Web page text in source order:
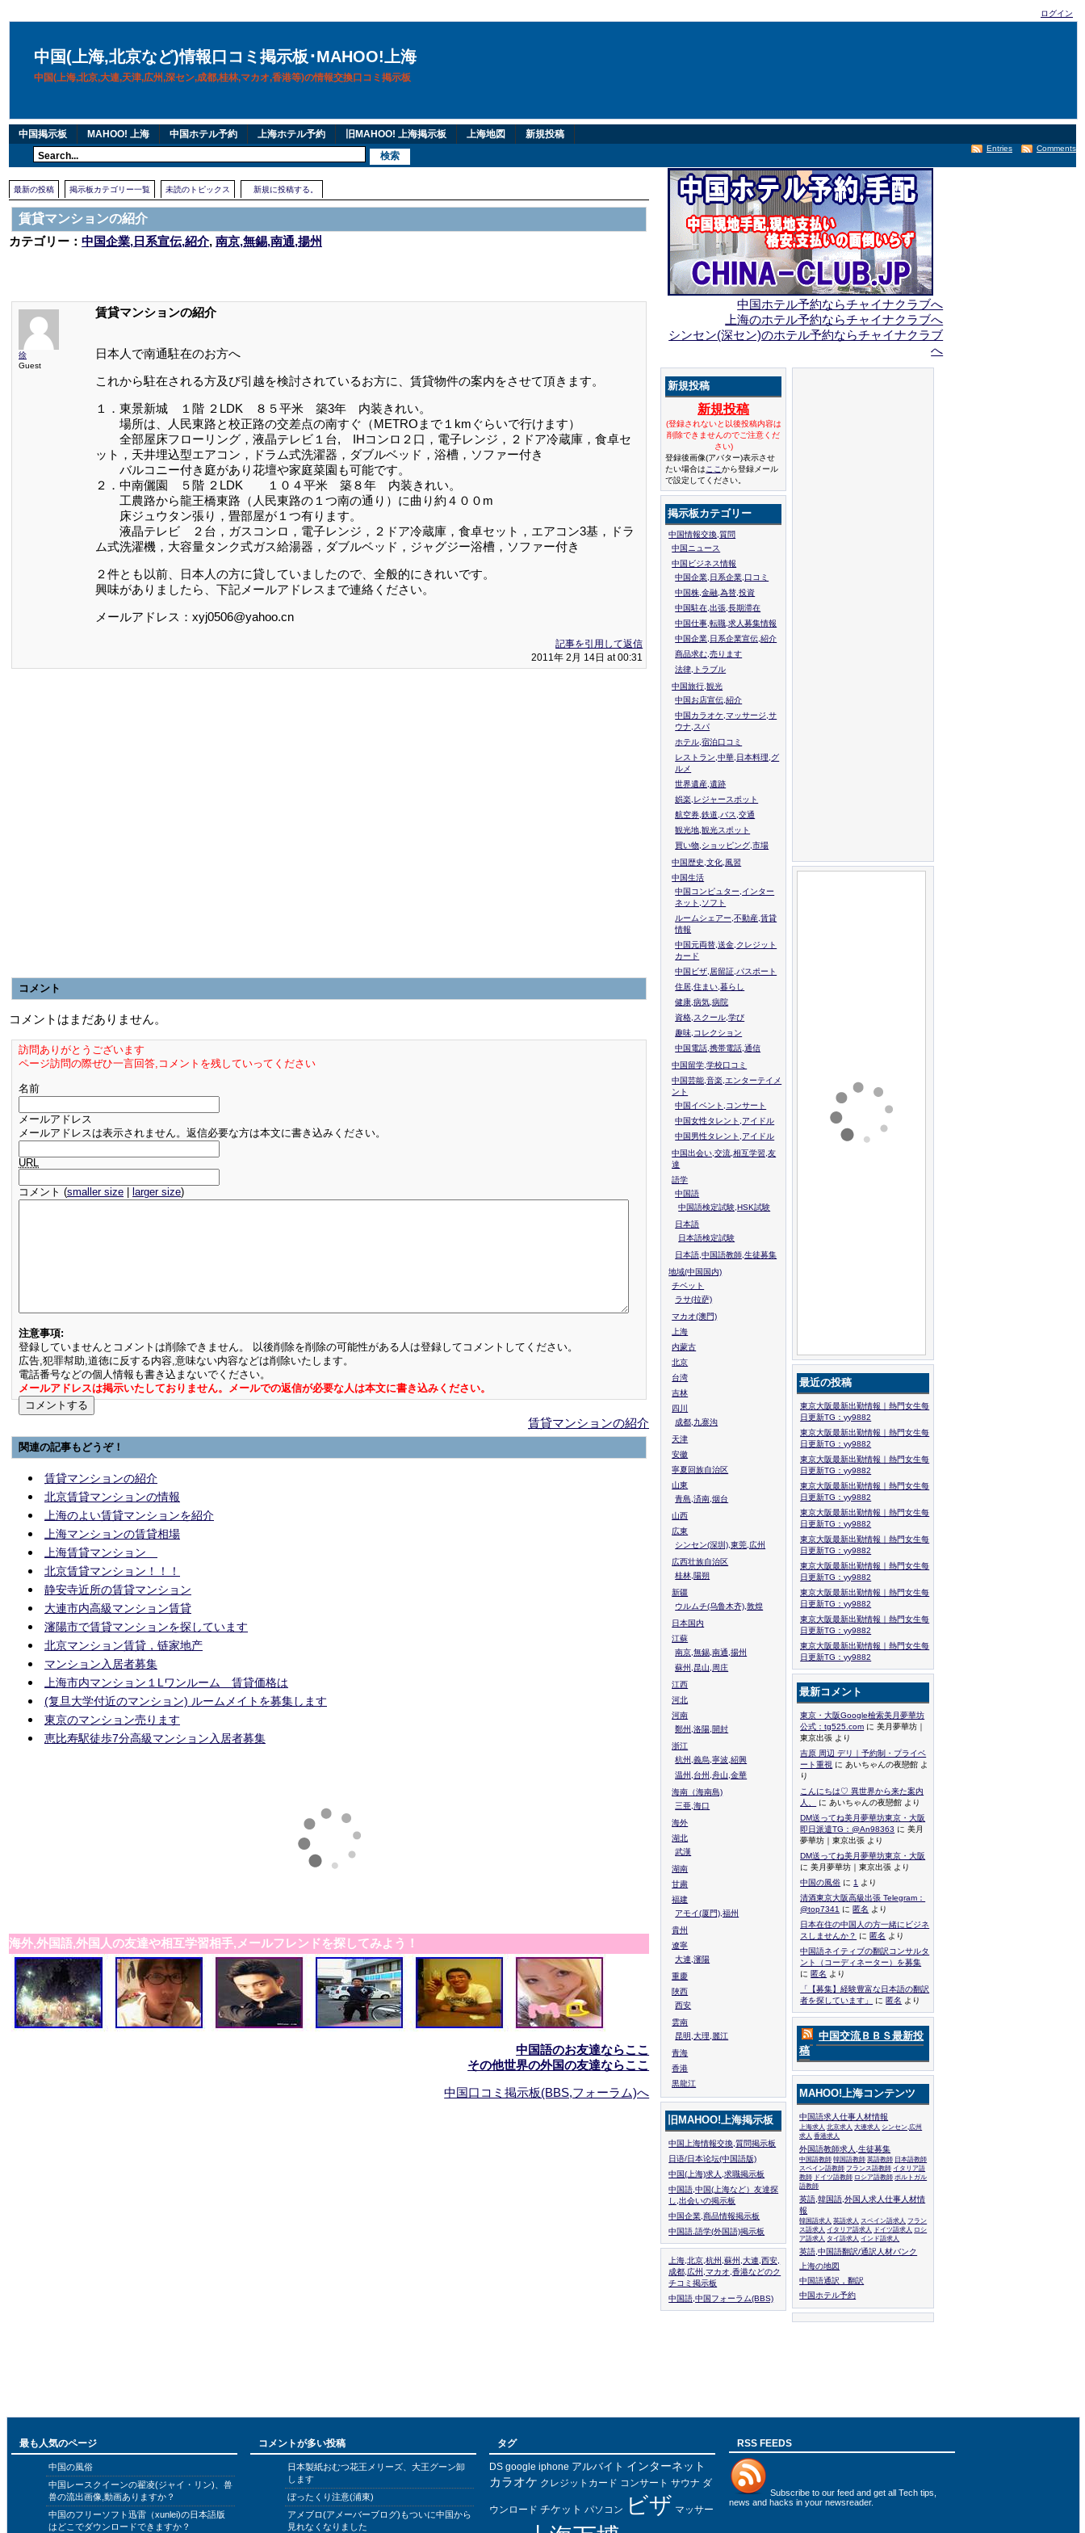
ログイン
中国(上海,北京など)情報口コミ掲示板･MAHOO!上海
中国(上海,北京,大連,天津,広州,深セン,成都,桂林,マカオ,香港等)の情報交換口コミ掲示板
中国掲示板 MAHOO! 上海 中国ホテル予約 上海ホテル予約 旧MAHOO! 上海掲示板 上海地図 新規投稿
Comments
Entries
最新の投稿 掲示板カテゴリー一覧 未読のトピックス 新規に投稿する。
賃貸マンションの紹介
カテゴリー： 中国企業,日系宣伝,紹介, 南京,無錫,南通,揚州
徐
Guest
賃貸マンションの紹介
日本人で南通駐在のお方へ
これから駐在される方及び引越を検討されているお方に、賃貸物件の案内をさせて頂きます。
１．東景新城 １階 ２LDK ８５平米 築3年 内装きれい。
場所は、人民東路と校正路の交差点の南すぐ（METROまで１kmぐらいで行けます）
全部屋床フローリング，液晶テレビ１台, IHコンロ２口，電子レンジ，２ドア冷蔵庫，食卓セ
ット，天井埋込型エアコン，ドラム式洗濯器，ダブルベッド，浴槽，ソファー付き
バルコニー付き庭があり花壇や家庭菜園も可能です。
２．中南儷園 ５階 ２LDK １０４平米 築８年 内装きれい。
工農路から龍王橋東路（人民東路の１つ南の通り）に曲り約４００m
床ジュウタン張り，畳部屋が１つ有ります。
液晶テレビ ２台，ガスコンロ，電子レンジ，２ドア冷蔵庫，食卓セット，エアコン3基，ドラ
ム式洗濯機，大容量タンク式ガス給湯器，ダブルベッド，ジャグジー浴槽，ソファー付き
２件とも以前、日本人の方に貸していましたので、全般的にきれいです。
興味がありましたら、下記メールアドレスまで連絡ください。
メールアドレス：xyj0506@yahoo.cn
記事を引用して返信
2011年 2月 14日 at 00:31
コメント
コメントはまだありません。
訪問ありがとうございます
ページ訪問の際ぜひ一言回答,コメントを残していってください
名前
メールアドレス
メールアドレスは表示されません。返信必要な方は本文に書き込みください。
URL
コメント (smaller size larger size)
注意事項:
登録していませんとコメントは削除できません。 以後削除を削除の可能性がある人は登録してコメントしてください。
広告,犯罪幇助,道徳に反する内容,意味ない内容などは削除いたします。
電話番号などの個人情報も書き込まないでください。
メールアドレスは掲示いたしておりません。メールでの返信が必要な人は本文に書き込みください。
賃貸マンションの紹介
関連の記事もどうぞ！
賃貸マンションの紹介
北京賃貸マンションの情報
上海のよい賃貸マンションを紹介
上海マンションの賃貸相場
上海賃貸マンション
北京賃貸マンション！！！
静安寺近所の賃貸マンション
大連市内高級マンション賃貸
瀋陽市で賃貸マンションを探しています
北京マンション賃貸，链家地产
マンション入居者募集
上海市内マンション１Lワンルーム 賃貸価格は
(复旦大学付近のマンション) ルームメイトを募集します
東京のマンション売ります
恵比寿駅徒歩7分高級マンション入居者募集
海外,外国語,外国人の友達や相互学習相手,メールフレンドを探してみよう！
中国語のお友達ならここ
その他世界の外国の友達ならここ
中国口コミ掲示板(BBS,フォーラム)へ
中国ホテル予約ならチャイナクラブへ
上海のホテル予約ならチャイナクラブへ
シンセン(深セン)のホテル予約ならチャイナクラブ
へ
新規投稿
新規投稿
(登録されないと以後投稿内容は
削除できませんのでご注意くだ
さい)
登録後画像(アバター)表示させ
たい場合は ここから登録メール
で設定してください。
掲示板カテゴリー
中国情報交換,質問
中国ニュース
中国ビジネス情報
中国企業,日系企業,口コミ
中国株,金融,為替,投資
中国駐在,出張,長期滞在
中国仕事,転職,求人募集情報
中国企業,日系企業宣伝,紹介
商品求む,売ります
法律,トラブル
中国旅行,観光
中国お店宣伝,紹介
中国カラオケ,マッサージ,サ
ウナ,スパ
ホテル,宿泊口コミ
レストラン,中華,日本料理,グ
ルメ
世界遺産,遺跡
娯楽,レジャースポット
航空券,鉄道,バス,交通
観光地,観光スポット
買い物,ショッピング,市場
中国歴史,文化,風習
中国生活
中国コンピュター,インター
ネット,ソフト
ルームシェアー,不動産,賃貸
情報
中国元両替,送金,クレジット
カード
中国ビザ,居留証,パスポート
住居,住まい,暮らし
健康,病気,病院
資格,スクール,学び
趣味,コレクション
中国電話,携帯電話,通信
中国留学,学校口コミ
中国芸能,音楽,エンターテイメ
ント
中国イベント,コンサート
中国女性タレント,アイドル
中国男性タレント,アイドル
中国出会い,交流,相互学習,友
達
語学
中国語
中国語検定試験,HSK試験
日本語
日本語検定試験
日本語,中国語教師,生徒募集
地域(中国国内)
チベット
ラサ(拉萨)
マカオ(澳門)
上海
内蒙古
北京
台湾
吉林
四川
成都,九寨沟
天津
安徽
寧夏回族自治区
山東
青島,済南,烟台
山西
広東
シンセン(深圳),東莞,広州
広西壮族自治区
桂林,陽朔
新疆
ウルムチ(乌鲁木齐),敦煌
日本国内
江蘇
南京,無錫,南通,揚州
蘇州,昆山,周庄
江西
河北
河南
鄭州,洛陽,開封
浙江
杭州,義烏,寧波,紹興
温州,台州,舟山,金華
海南（海南島)
三亜,海口
海外
湖北
武漢
湖南
甘粛
福建
アモイ(厦門),福州
貴州
遼寧
大連,瀋陽
重慶
陜西
西安
雲南
昆明,大理,麗江
青海
香港
黒龍江
旧MAHOO!上海掲示板
中国上海情報交換,質問掲示板
日语/日本论坛(中国語版)
中国(上海)求人,求職掲示板
中国語,中国(上海など）友達探
し,出会いの掲示板
中国企業,商品情報掲示板
中国語.語学(外国語)掲示板
上海,北京,杭州,蘇州,大連,西安,
成都,広州,マカオ,香港などのク
チコミ掲示板
中国語,中国フォーラム(BBS)
最近の投稿
東京大阪最新出勤情報｜熱門女生每
日更新TG：yy9882
東京大阪最新出勤情報｜熱門女生每
日更新TG：yy9882
東京大阪最新出勤情報｜熱門女生每
日更新TG：yy9882
東京大阪最新出勤情報｜熱門女生每
日更新TG：yy9882
東京大阪最新出勤情報｜熱門女生每
日更新TG：yy9882
東京大阪最新出勤情報｜熱門女生每
日更新TG：yy9882
東京大阪最新出勤情報｜熱門女生每
日更新TG：yy9882
東京大阪最新出勤情報｜熱門女生每
日更新TG：yy9882
東京大阪最新出勤情報｜熱門女生每
日更新TG：yy9882
東京大阪最新出勤情報｜熱門女生每
日更新TG：yy9882
最新コメント
東京・大阪Google檢索美月夢華坊
公式：tg525.com に 美月夢華坊｜
東京出張 より
吉原 周辺 デリ｜予約制・プライベ
ート重視 に あいちゃんの夜戀館 よ
り
こんにちは♡ 異世界から来た案内
人、
に あいちゃんの夜戀館 より
DM送ってね美月夢華坊東京・大阪
即日派遣TG：@An98363 に 美月
夢華坊｜東京出張 より
DM送ってね美月夢華坊東京・大阪
に 美月夢華坊｜東京出張 より
中国の風俗 に 1
より
清酒東京大阪高級出張 Telegram：
@top7341 に 匿名 より
日本在住の中国人の方一緒にビジネ
スしませんか？ に 匿名 より
中国語ネイティブの翻訳コンサルタ
ント（コーディネーター）を募集
に 匿名 より
「【募集】経験豊富な日本語の翻訳
者を探しています」
に 匿名 より
中国交流ＢＢＳ最新投
稿
MAHOO!上海コンテンツ
中国語求人仕事人材情報
上海求人 北京求人 大連求人 シンセン,広州
求人 香港求人
外国語教師求人,生徒募集
中国語教師 韓国語教師 英語教師 日本語教師
スペイン語教師 フランス語教師 イタリア語
教師 ドイツ語教師 ロシア語教師 ポルトガル
語教師
英語,韓国語,外国人求人仕事人材情
報
韓国語求人 英語求人 スペイン語求人 フラン
ス語求人 イタリア語求人 ドイツ語求人 ロシ
ア語求人 タイ語求人 インド語求人
英語,中国語翻訳/通訳人材バンク
上海の地図
中国語通訳，翻訳
中国ホテル予約
最も人気のページ
中国の風俗
中国レースクイーンの翟凌(ジャイ・リン)、兽
兽の流出画像,動画ありますか？
中国のフリーソフト迅雷（xunlei)の日本語版
はどこでダウンロードできますか？
コメントが多い投稿
日本製紙おむつ花王メリーズ、大王グーン卸
します
ぼったくり注意(浦東)
アメブロ(アメーバーブログ)もついに中国から
見れなくなりました
タグ
DS google iphone アルバイト インターネット
カラオケ クレジットカード コンサート サウナ ダ
ウンロード チケット パソコン ビザ マッサー
RSS FEEDS
Subscribe to our feed and get all Tech tips,
news and hacks in your newsreader.